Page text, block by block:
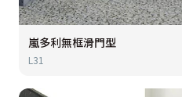
嵐多利無框滑門型
L31